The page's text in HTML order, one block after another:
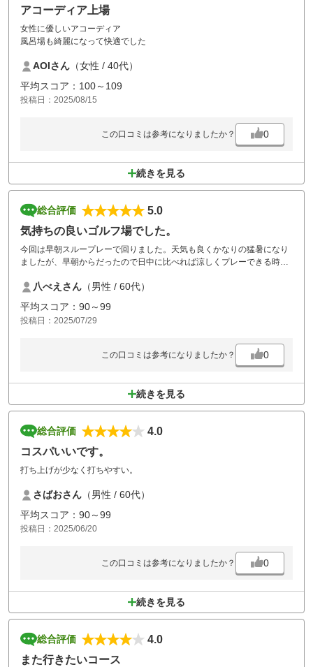
アコーディア上場
女性に優しいアコーディア
風呂場も綺麗になって快適でした
AOIさん （女性 / 40代）
平均スコア：100～109
投稿日：2025/08/15
この口コミは参考になりましたか？ 0
続きを見る
総合評価
5.0
気持ちの良いゴルフ場でした。
今回は早朝スループレーで回りました。天気も良くかなりの猛暑になり
ましたが、早朝からだったので日中に比べれば涼しくプレーできる時間
もあり頼んでみました。座席に座ると上から風が来て涼しくなり頼んで
良かったと思いました。ただし一人500円の利用料金がかかりますの
で、利用の際はそのつもりで。
コースは山の上のコースにしては平坦できれいなホールが多いです。と
食事はスルーの場合とらずに1ラウンド回ってしまうので、食べません
八べえさん （男性 / 60代）
平均スコア：90～99
投稿日：2025/07/29
この口コミは参考になりましたか？ 0
続きを見る
総合評価
4.0
コスパいいです。
打ち上げが少なく打ちやすい。
さばおさん （男性 / 60代）
平均スコア：90～99
投稿日：2025/06/20
この口コミは参考になりましたか？ 0
続きを見る
総合評価
4.0
また行きたいコース